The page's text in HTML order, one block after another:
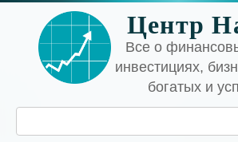
Перейти
контенту
Центр
Все о
инвестициях,
богатых и
Поиск: